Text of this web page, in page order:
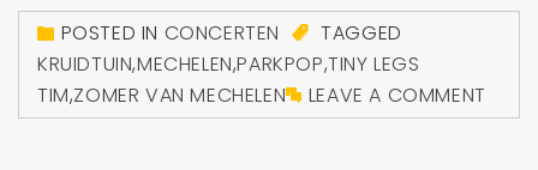
POSTED IN CONCERTEN
TAGGED
KRUIDTUIN,MECHELEN,PARKPOP,TINY LEGS
TIM,ZOMER VAN MECHELEN LEAVE A COMMENT